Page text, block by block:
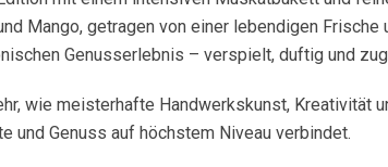
Mango, getragen von einer lebendigen
Genusserlebnis – verspielt, duftig und
wie meisterhafte Handwerkskunst, Kreativität
und Genuss auf höchstem Niveau verbindet.